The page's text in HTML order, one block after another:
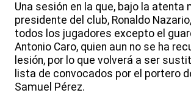
Una sesión en la que, bajo la atenta
presidente del club, Ronaldo
todos los jugadores excepto el
Antonio Caro, quien aun no se ha
lesión, por lo que volverá a ser
lista de convocados por el portero
Samuel Pérez.